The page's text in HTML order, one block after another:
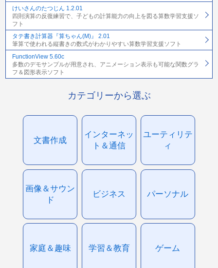
けいさんのたつじん 1.2.01
四則演算の反復練習で、子どもの計算能力の向上を図る算数学習支援ソ
フト
タテ書き計算器『算ちゃん(M)』 2.01
筆算で使われる縦書きの数式がわかりやすい算数学習支援ソフト
FunctionView 5.60c
多数のデモサンプルが用意され、アニメーション表示も可能な関数グラ
フ＆図形表示ソフト
カテゴリーから選ぶ
文書作成
インターネッ
ト＆通信
ユーティリテ
ィ
画像＆サウン
ド
ビジネス パーソナル
家庭＆趣味 学習＆教育 ゲーム